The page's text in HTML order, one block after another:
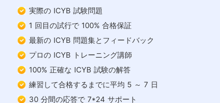
実際の ICYB 試験問題
1 回目の試行で 100% 合格保証
最新の ICYB 問題集とフィードバック
プロの ICYB トレーニング講師
100% 正確な ICYB 試験の解答
練習して合格するまでに平均 5 ～ 7 日
30 分間の応答で 7*24 サポート